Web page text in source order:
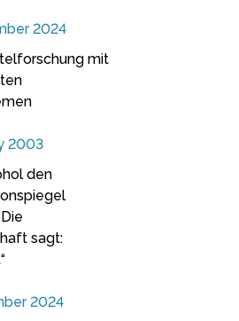
2024
mit
2003
den
sagt:
2024